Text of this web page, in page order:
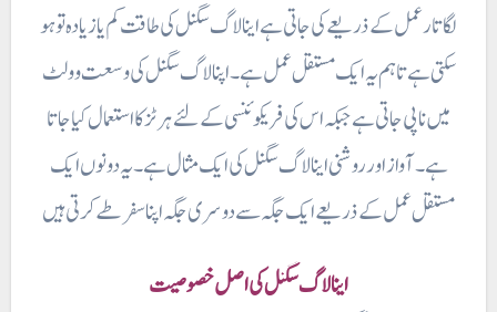
لگا تار عمل کے ذریعے کی جاتی ہے اینالاگ سگنل کی طاقت کم یا زیادہ تو ہو
سکتی ہے تاہم یہ ایک مستقل عمل ہے۔ اپنا لاگ سگنل کی وسعت وولٹ
میں ناپی جاتی ہے جبکہ اس کی فریکوئنسی کے لئے ہرٹز کا استعمال کیا جاتا
ہے۔آواز اور روشنی اینا لاگ سگنل کی ایک مثال ہے۔ یہ دونوں ایک
مستقل عمل کے ذریعے ایک جگہ سے دوسری جگہ اپنا سفر طے کرتی ہیں
اینالاگ سگنل کی اصل خصوصیت